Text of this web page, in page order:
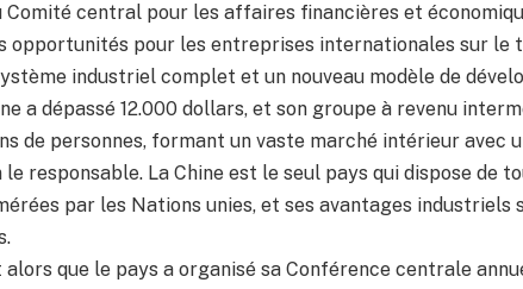
Comité central pour les affaires financières et
opportunités pour les entreprises internationales sur le
industriel complet et un nouveau modèle de
a dépassé 12.000 dollars, et son groupe à revenu
de personnes, formant un vaste marché intérieur avec
responsable. La Chine est le seul pays qui dispose de
par les Nations unies, et ses avantages industriels
que le pays a organisé sa Conférence centrale